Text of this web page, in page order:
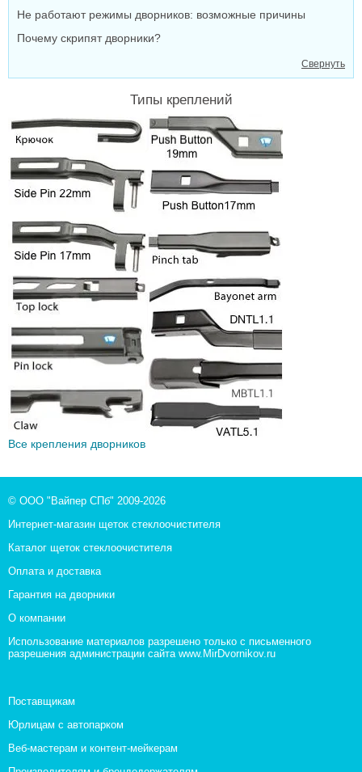
Не работают режимы дворников: возможные причины
Почему скрипят дворники?
Свернуть
Типы креплений
Все крепления дворников
© ООО "Вайпер СПб" 2009-2026
Интернет-магазин щеток стеклоочистителя
Каталог щеток стеклоочистителя
Оплата и доставка
Гарантия на дворники
О компании
Использование материалов разрешено только с письменного
разрешения администрации сайта www.MirDvornikov.ru
Поставщикам
Юрлицам с автопарком
Веб-мастерам и контент-мейкерам